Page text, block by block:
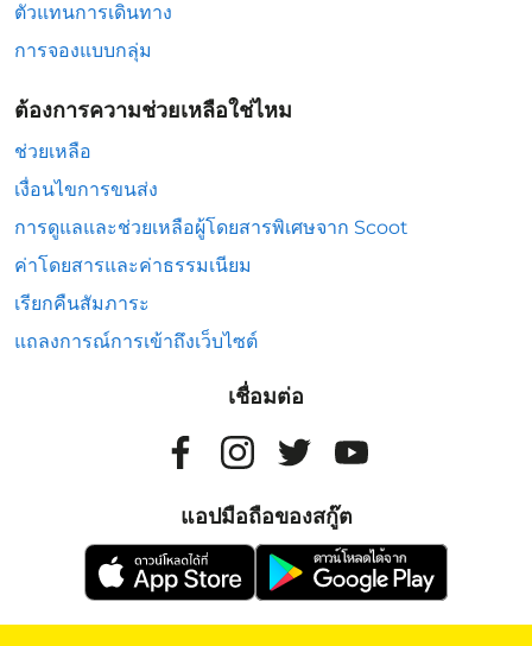
ตัวแทนการเดินทาง
การจองแบบกลุ่ม
ต้องการความช่วยเหลือใช่ไหม
ช่วยเหลือ
เงื่อนไขการขนส่ง
การดูแลและช่วยเหลือผู้โดยสารพิเศษจาก Scoot
ค่าโดยสารและค่าธรรมเนียม
เรียกคืนสัมภาระ
แถลงการณ์การเข้าถึงเว็บไซต์
เชื่อมต่อ
แอปมือถือของสกู๊ต